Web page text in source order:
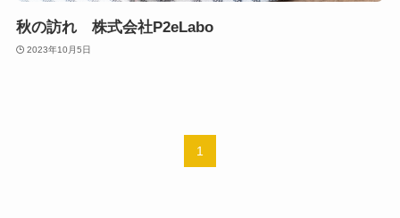
秋の訪れ 株式会社P2eLabo
2023年10月5日
1